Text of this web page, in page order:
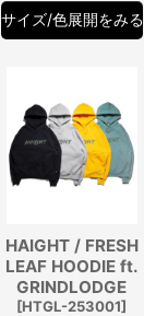
サイズ/色展開をみる
HAIGHT / FRESH
LEAF HOODIE ft.
GRINDLODGE
[HTGL-253001]